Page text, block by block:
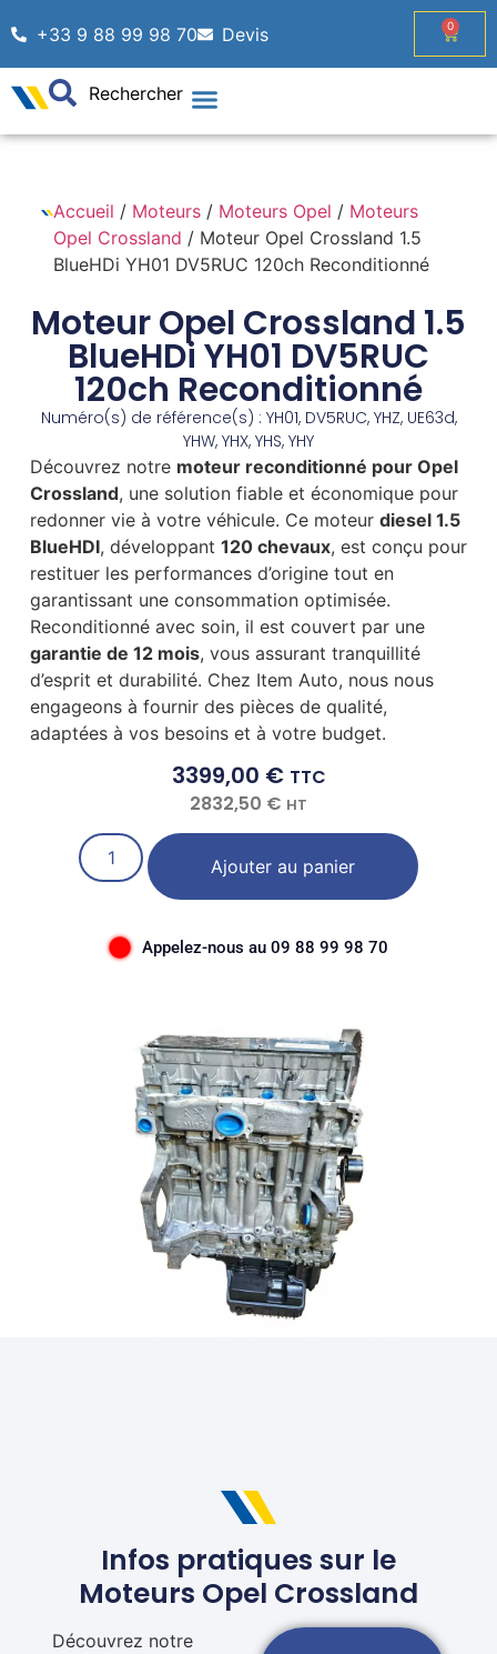
+33 9 88 99 98 70 Devis 0
Rechercher
Accueil / Moteurs/ Moteurs Opel / Moteurs
Opel Crossland / Moteur Opel Crossland 1.5
BlueHDi YH01 DV5RUC 120ch Reconditionné
Moteur Opel Crossland 1.5
BlueHDi YH01 DV5RUC
120ch Reconditionné
Numéro(s) de référence(s) : YH01, DV5RUC, YHZ, UE63d,
YHW, YHX, YHS, YHY
Découvrez notre moteur reconditionné pour Opel
Crossland, une solution fiable et économique pour
redonner vie à votre véhicule. Ce moteur diesel 1.5
BlueHDI, développant 120 chevaux, est conçu pour
restituer les performances d’origine tout en
garantissant une consommation optimisée.
Reconditionné avec soin, il est couvert par une
garantie de 12 mois, vous assurant tranquillité
d’esprit et durabilité. Chez Item Auto, nous nous
engageons à fournir des pièces de qualité,
adaptées à vos besoins et à votre budget.
3399,00 € TTC
2832,50 € HT
Ajouter au panier
Appelez-nous au 09 88 99 98 70
Infos pratiques sur le
Moteurs Opel Crossland
Découvrez notre